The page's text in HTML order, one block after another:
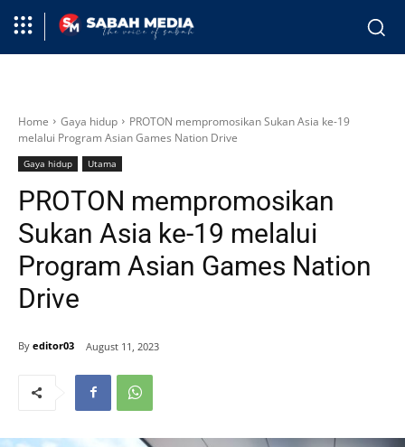
Home Gaya hidup
PROTON mempromosikan Sukan Asia ke-19
melalui Program Asian Games Nation Drive
Gaya hidup Utama
PROTON mempromosikan
Sukan Asia ke-19 melalui
Program Asian Games Nation
Drive
By editor03 August 11, 2023